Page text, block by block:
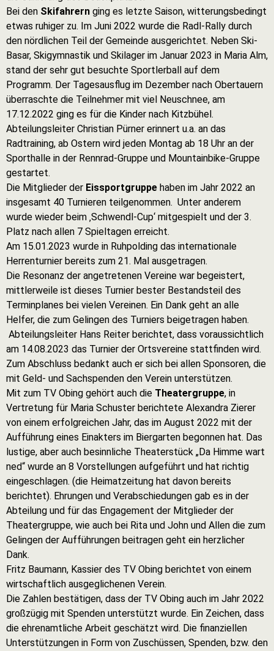
Bei den Skifahrern ging es letzte Saison, witterungsbedingt
etwas ruhiger zu. Im Juni 2022 wurde die Radl-Rally durch
den nördlichen Teil der Gemeinde ausgerichtet. Neben Ski-
Basar, Skigymnastik und Skilager im Januar 2023 in Maria Alm,
stand der sehr gut besuchte Sportlerball auf dem
Programm. Der Tagesausflug im Dezember nach Obertauern
überraschte die Teilnehmer mit viel Neuschnee, am
17.12.2022 ging es für die Kinder nach Kitzbühel.
Abteilungsleiter Christian Pürner erinnert u.a. an das
Radtraining, ab Ostern wird jeden Montag ab 18 Uhr an der
Sporthalle in der Rennrad-Gruppe und Mountainbike-Gruppe
gestartet.
Die Mitglieder der Eissportgruppe haben im Jahr 2022 an
insgesamt 40 Turnieren teilgenommen. Unter anderem
wurde wieder beim ‚Schwendl-Cup‘ mitgespielt und der 3.
Platz nach allen 7 Spieltagen erreicht.
Am 15.01.2023 wurde in Ruhpolding das internationale
Herrenturnier bereits zum 21. Mal ausgetragen.
Die Resonanz der angetretenen Vereine war begeistert,
mittlerweile ist dieses Turnier bester Bestandsteil des
Terminplanes bei vielen Vereinen. Ein Dank geht an alle
Helfer, die zum Gelingen des Turniers beigetragen haben.
Abteilungsleiter Hans Reiter berichtet, dass voraussichtlich
am 14.08.2023 das Turnier der Ortsvereine stattfinden wird.
Zum Abschluss bedankt auch er sich bei allen Sponsoren, die
mit Geld- und Sachspenden den Verein unterstützen.
Mit zum TV Obing gehört auch die Theatergruppe, in
Vertretung für Maria Schuster berichtete Alexandra Zierer
von einem erfolgreichen Jahr, das im August 2022 mit der
Aufführung eines Einakters im Biergarten begonnen hat. Das
lustige, aber auch besinnliche Theaterstück „Da Himme wart
ned“ wurde an 8 Vorstellungen aufgeführt und hat richtig
eingeschlagen. (die Heimatzeitung hat davon bereits
berichtet). Ehrungen und Verabschiedungen gab es in der
Abteilung und für das Engagement der Mitglieder der
Theatergruppe, wie auch bei Rita und John und Allen die zum
Gelingen der Aufführungen beitragen geht ein herzlicher
Dank.
Fritz Baumann, Kassier des TV Obing berichtet von einem
wirtschaftlich ausgeglichenen Verein.
Die Zahlen bestätigen, dass der TV Obing auch im Jahr 2022
großzügig mit Spenden unterstützt wurde. Ein Zeichen, dass
die ehrenamtliche Arbeit geschätzt wird. Die finanziellen
Unterstützungen in Form von Zuschüssen, Spenden, bzw. den